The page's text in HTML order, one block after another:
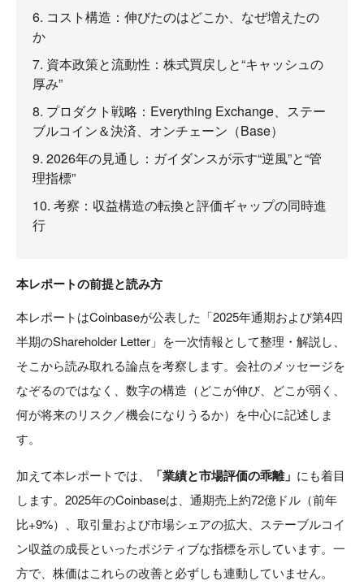
6. コスト構造：伸びたのはどこか、なぜ増えたの
か
7. 資本政策と流動性：株式買戻しと“キャッシュの
厚み”
8. プロダクト戦略：Everything Exchange、ステー
ブルコイン＆決済、オンチェーン（Base）
9. 2026年の見通し：ガイダンスが示す“逆風”と“管
理指標”
10. 考察：収益構造の転換と評価ギャップの同時進
行
本レポートの前提と読み方
本レポートはCoinbaseが公表した「2025年通期および第4四
半期のShareholder Letter」を一次情報として整理・解説し、
そこから読み取れる論点を考察します。会社のメッセージを
なぞるのではなく、数字の構造（どこが伸び、どこが弱く、
何が将来のリスク／機会になりうるか）を中心に記述しま
す。
加えて本レポートでは、 「業績と市場評価の乖離」 にも着目
します。2025年のCoinbaseは、通期売上約72億ドル（前年
比+9%）、取引量および市場シェアの拡大、ステーブルコイ
ン収益の成長といったポジティブな指標を示しています。一
方で、株価はこれらの改善と必ずしも連動していません。